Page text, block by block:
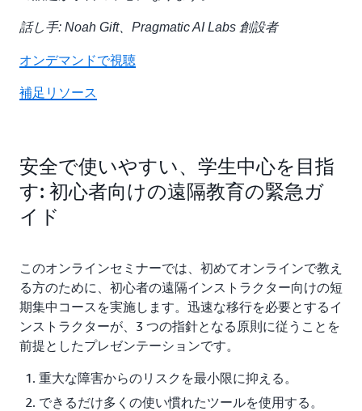
話し手: Noah Gift、Pragmatic AI Labs 創設者
オンデマンドで視聴
補足リソース
安全で使いやすい、学生中心を目指
す: 初心者向けの遠隔教育の緊急ガ
イド
このオンラインセミナーでは、初めてオンラインで教え
る方のために、初心者の遠隔インストラクター向けの短
期集中コースを実施します。迅速な移行を必要とするイ
ンストラクターが、3 つの指針となる原則に従うことを
前提としたプレゼンテーションです。
重大な障害からのリスクを最小限に抑える。
できるだけ多くの使い慣れたツールを使用する。